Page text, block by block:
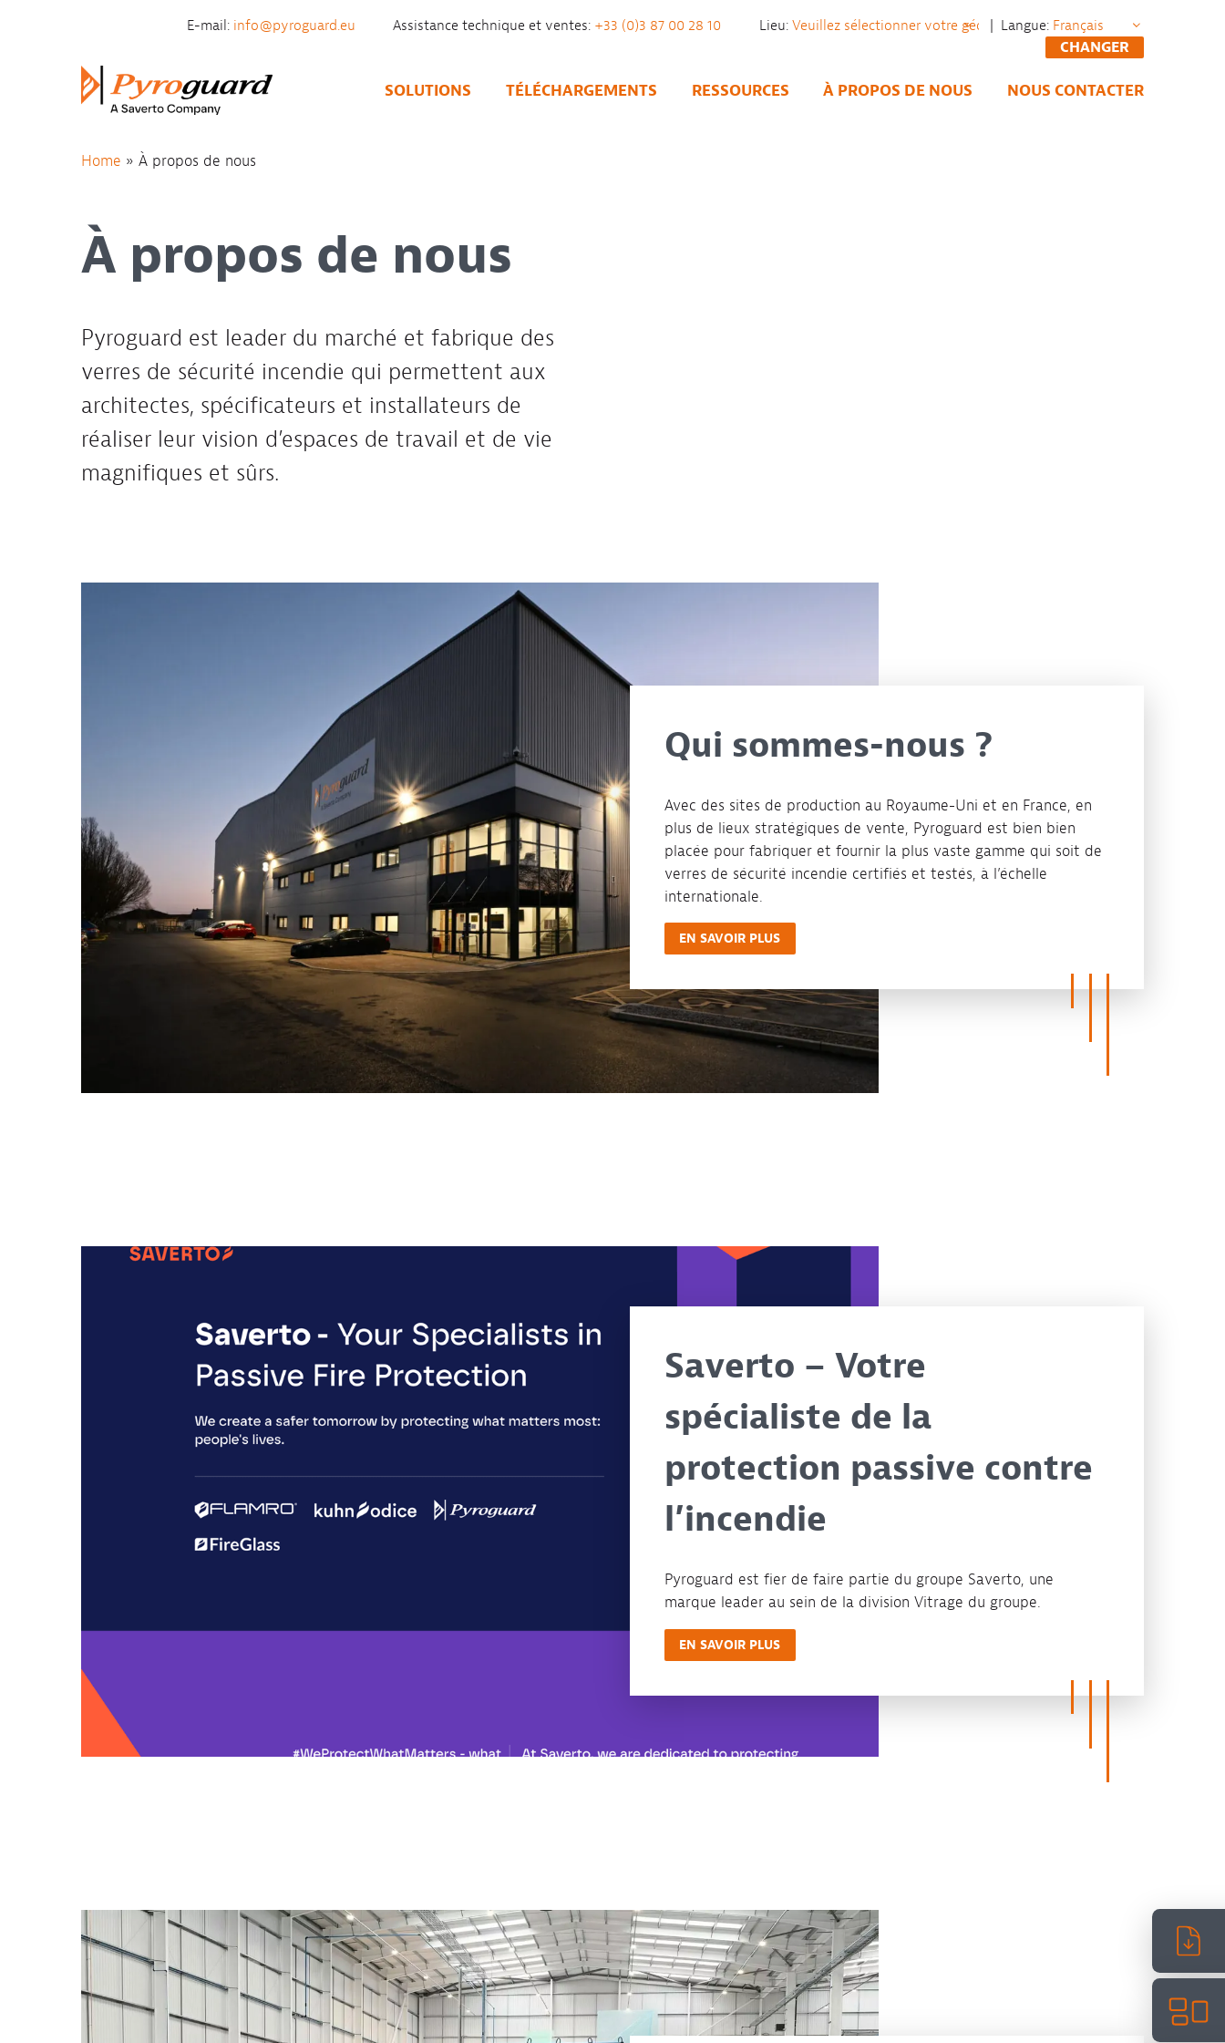
E-mail: info@pyroguard.eu Assistance technique et ventes: +33 (0)3 87 00 28 10 Lieu:
| Langue:
CHANGER
SOLUTIONS TÉLÉCHARGEMENTS RESSOURCES À PROPOS DE NOUS NOUS CONTACTER
Home » À propos de nous
À propos de nous
Pyroguard est leader du marché et fabrique des
verres de sécurité incendie qui permettent aux
architectes, spécificateurs et installateurs de
réaliser leur vision d’espaces de travail et de vie
magnifiques et sûrs.
Qui sommes-nous ?
Avec des sites de production au Royaume-Uni et en France, en
plus de lieux stratégiques de vente, Pyroguard est bien bien
placée pour fabriquer et fournir la plus vaste gamme qui soit de
verres de sécurité incendie certifiés et testés, à l’échelle
internationale.
EN SAVOIR PLUS
Saverto – Votre
spécialiste de la
protection passive contre
l’incendie
Pyroguard est fier de faire partie du groupe Saverto, une
marque leader au sein de la division Vitrage du groupe.
EN SAVOIR PLUS